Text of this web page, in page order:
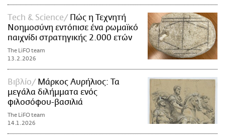
Τech & Science
Πώς η Τεχνητή
Νοημοσύνη εντόπισε ένα ρωμαϊκό
παιχνίδι στρατηγικής 2.000 ετών
The LiFO team
13.2.2026
Βιβλίο
Μάρκος Αυρήλιος: Τα
μεγάλα διλήμματα ενός
φιλοσόφου-βασιλιά
The LiFO team
14.1.2026